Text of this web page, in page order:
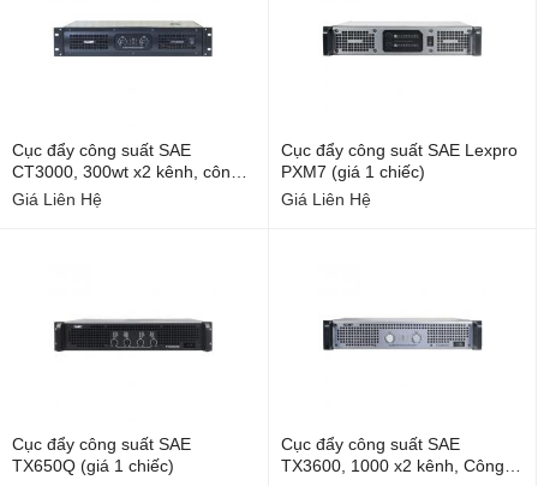
Cục đẩy công suất SAE
CT3000, 300wt x2 kênh, công
nghệ CLASS D, Karaoke, Nghe
Giá Liên Hệ
Cục đẩy công suất SAE Lexpro
PXM7 (giá 1 chiếc)
Giá Liên Hệ
Cục đẩy công suất SAE
TX650Q (giá 1 chiếc)
Cục đẩy công suất SAE
TX3600, 1000 x2 kênh, Công